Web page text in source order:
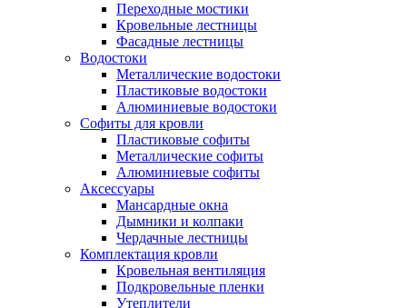
Переходные мостики
Кровельные лестницы
Фасадные лестницы
Водостоки
Металлические водостоки
Пластиковые водостоки
Алюминиевые водостоки
Софиты для кровли
Пластиковые софиты
Металлические софиты
Алюминиевые софиты
Аксессуары
Мансардные окна
Дымники и колпаки
Чердачные лестницы
Комплектация кровли
Кровельная вентиляция
Подкровельные пленки
Утеплители